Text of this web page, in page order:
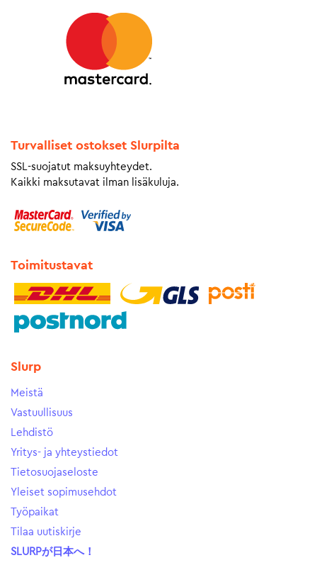
Turvalliset ostokset Slurpilta
SSL-suojatut maksuyhteydet.
Kaikki maksutavat ilman lisäkuluja.
Toimitustavat
Slurp
Meistä
Vastuullisuus
Lehdistö
Yritys- ja yhteystiedot
Tietosuojaseloste
Yleiset sopimusehdot
Työpaikat
Tilaa uutiskirje
SLURPが日本へ！